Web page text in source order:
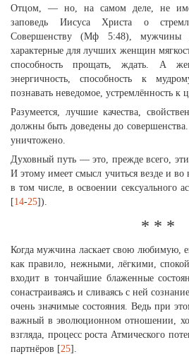
Отцом, — но, на самом деле, не
заповедь Иисуса Христа о
Совершенству (Мф 5:48), мужчины
характерные для лучших женщин
способность прощать, ждать. А
энергичность, способность к
познавать неведомое, устремлённость к
Разумеется, лучшие качества,
должны быть доведены до
уничтожено.
Духовный путь — это, прежде всего,
И этому имеет смысл учиться везде и
в том числе, в освоении сексуального
[14-25]).
* * *
Когда мужчина ласкает свою любимую,
как правило, нежными, лёгкими,
входит в тончайшие блаженные
сонастраиваясь и сливаясь с ней
очень значимые состояния. Ведь при
важный в эволюционном отношении,
взгляда, процесс роста Атмического
партнёров [25].